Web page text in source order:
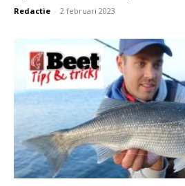
Redactie - 2 februari 2023